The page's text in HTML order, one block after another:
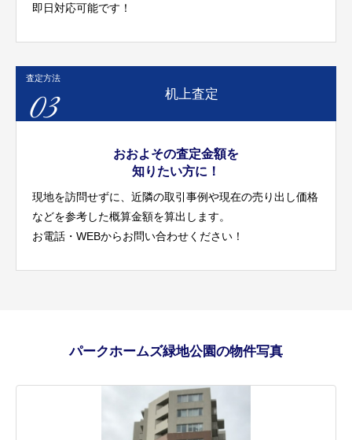
即日対応可能です！
査定方法
03 机上査定
おおよその査定金額を
知りたい方に！
現地を訪問せずに、近隣の取引事例や現在の売り出し価格
などを参考した概算金額を算出します。
お電話・WEBからお問い合わせください！
パークホームズ緑地公園の物件写真